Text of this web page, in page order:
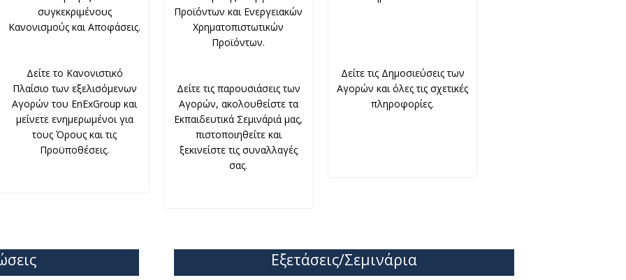
συγκεκριμένους
Κανονισμούς και Αποφάσεις.
Δείτε το Κανονιστικό
Πλαίσιο των εξελισόμενων
Αγορών του EnExGroup και
μείνετε ενημερωμένοι για
τους Όρους και τις
Προϋποθέσεις.
Προϊόντων και Ενεργειακών
Χρηματοπιστωτικών
Προϊόντων.
Δείτε τις παρουσιάσεις των
Αγορών, ακολουθείστε τα
Εκπαιδευτικά Σεμινάριά μας,
πιστοποιηθείτε και
ξεκινείστε τις συναλλαγές
σας.
Δείτε τις Δημοσιεύσεις των
Αγορών και όλες τις σχετικές
πληροφορίες.
Εξετάσεις/Σεμινάρια